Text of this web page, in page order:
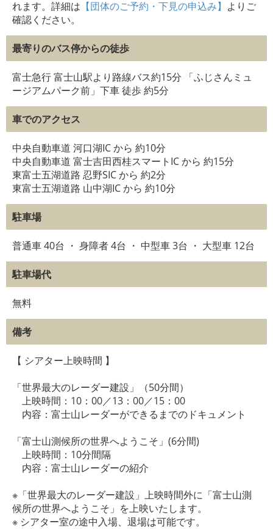
れます。詳細は 【団体のご予約・下見の申込み】 よりご
確認ください。
最寄りのバス停からの徒歩
富士急行 富士山駅より路線バス約15分 「ふじさんミュ
ージアムパーク前」下車 徒歩 約5分
車でのアクセス
中央自動車道 河口湖IC から 約10分
中央自動車道 富士吉田西桂スマートIC から 約15分
東富士五湖道路 忍野SIC から 約2分
東富士五湖道路 山中湖IC から 約10分
駐車場
普通車 40台 ・ 身障者 4台 ・ 中型車 3台 ・ 大型車 12台
駐車場代
無料
備考
【 シアター上映時間 】
「世界最大のレーダー建設」（50分間）
上映時間：10：00／13：00／15：00
内容：富士山レーダーができるまでのドキュメント
「富士山測候所の世界へようこそ」(6分間)
上映時間：10分間隔
内容：富士山レーダーの紹介
※「世界最大のレーダー建設」上映時間外に「富士山測
候所の世界へようこそ」を上映いたします。
※ シアター室の途中入場、退場は可能です。